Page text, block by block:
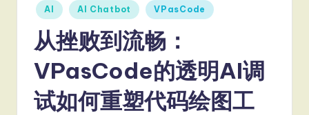
S
Posted
in
AI AI Chatbot VPasCode
从挫败到流畅：
VPasCode的透明AI调
试如何重塑代码绘图工